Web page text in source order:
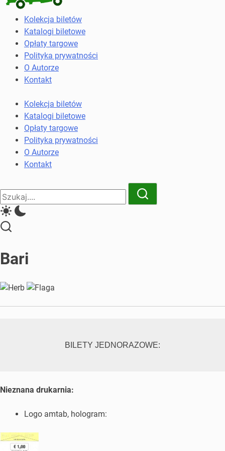
Kolekcja
biletów
komunikacji
miejskiej
kolejowych
Kolekcja biletów
Katalogi biletowe
Opłaty targowe
Polityka prywatności
O Autorze
Kontakt
Kolekcja biletów
Katalogi biletowe
Opłaty targowe
Polityka prywatności
O Autorze
Kontakt
Close
Search
Search
Bari
BILETY JEDNORAZOWE:
Nieznana drukarnia:
Logo amtab, hologram: